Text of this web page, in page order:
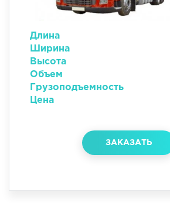
Длина
Ширина
Высота
Объем
Грузоподъемность
Цена
ЗАКАЗАТЬ